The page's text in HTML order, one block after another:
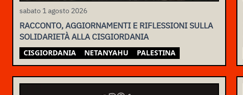
sabato 1 agosto 2026
RACCONTO, AGGIORNAMENTI E RIFLESSIONI SULLA
SOLIDARIETÀ ALLA CISGIORDANIA
CISGIORDANIA NETANYAHU PALESTINA